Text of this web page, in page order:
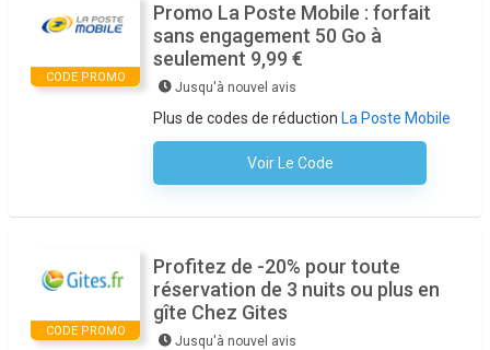
CODE PROMO
Promo La Poste Mobile : forfait
sans engagement 50 Go à
seulement 9,99 €
Jusqu'à nouvel avis
Plus de codes de réduction La Poste Mobile
Voir Le Code
Aucun Code N'est Nécessaire
CODE PROMO
Profitez de -20% pour toute
réservation de 3 nuits ou plus en
gîte Chez Gites
Jusqu'à nouvel avis